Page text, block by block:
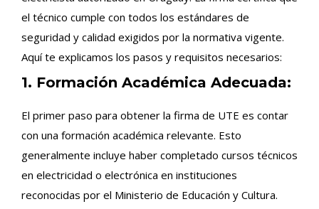
el técnico cumple con todos los estándares de
seguridad y calidad exigidos por la normativa vigente.
Aquí te explicamos los pasos y requisitos necesarios:
1. Formación Académica Adecuada:
El primer paso para obtener la firma de UTE es contar
con una formación académica relevante. Esto
generalmente incluye haber completado cursos técnicos
en electricidad o electrónica en instituciones
reconocidas por el Ministerio de Educación y Cultura.